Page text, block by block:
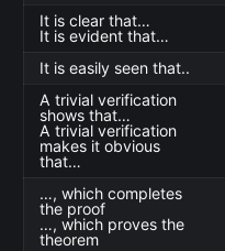
It is clear that…
It is evident that…
It is easily seen that..
A trivial verification
shows that…
A trivial verification
makes it obvious
that…
…, which completes
the proof
…, which proves the
theorem